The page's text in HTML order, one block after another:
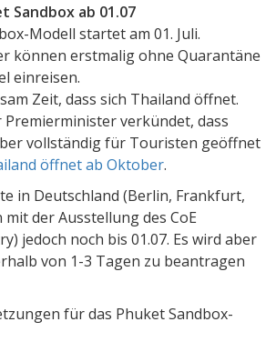
Sandbox ab 01.07
Modell startet am 01. Juli.
können erstmalig ohne Quarantäne
einreisen.
Zeit, dass sich Thailand öffnet.
verkündet, dass
vollständig für Touristen geöffnet
öffnet ab Oktober.
in Deutschland (Berlin, Frankfurt,
der Ausstellung des CoE
jedoch noch bis 01.07. Es wird aber
von 1-3 Tagen zu beantragen
für das Phuket Sandbox-